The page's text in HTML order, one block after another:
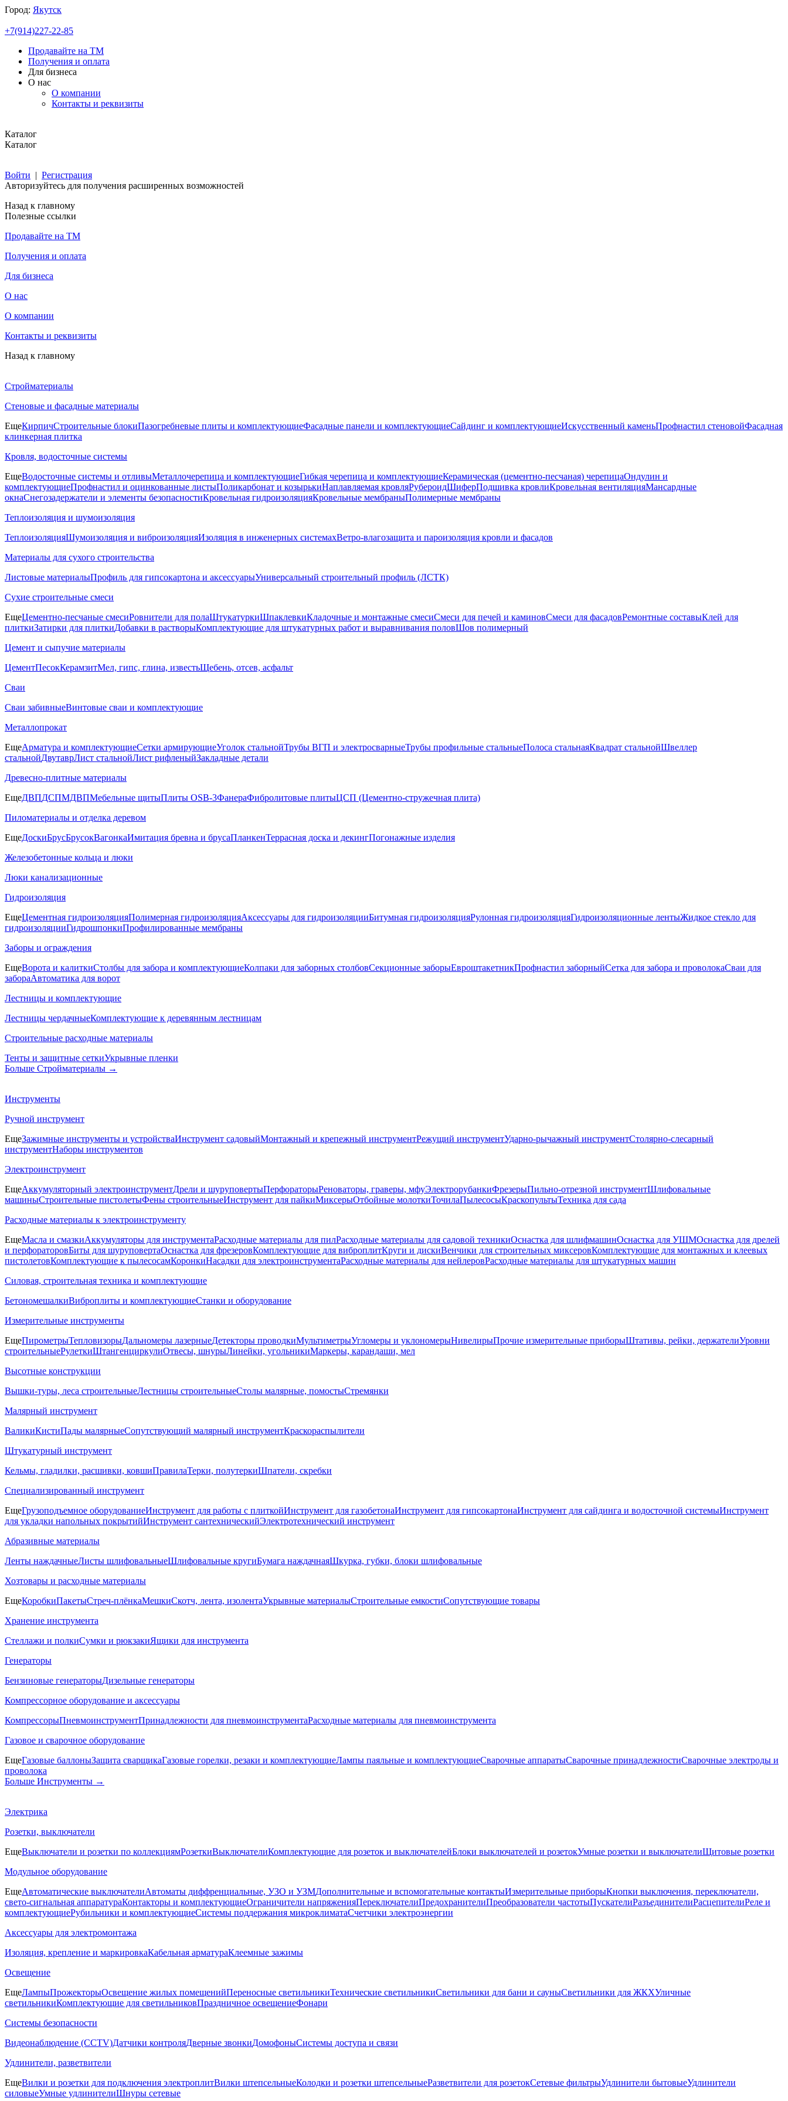
Город: Якутск
+7(914)227-22-85
Продавайте на ТМ
Получения и оплата
Для бизнеса
О нас
О компании
Контакты и реквизиты
Каталог
Каталог
Войти | Регистрация
Авторизуйтесь для получения расширенных возможностей
Назад к главному
Полезные ссылки
Продавайте на ТМ
Получения и оплата
Для бизнеса
О нас
О компании
Контакты и реквизиты
Назад к главному
Стройматериалы
Стеновые и фасадные материалы
ЕщеКирпичСтроительные блокиПазогребневые плиты и комплектующиеФасадные панели и комплектующиеСайдинг и комплектующиеИскусственный каменьПрофнастил стеновойФасадная
клинкерная плитка
Кровля, водосточные системы
ЕщеВодосточные системы и отливыМеталлочерепица и комплектующиеГибкая черепица и комплектующиеКерамическая (цементно-песчаная) черепицаОндулин и
комплектующиеПрофнастил и оцинкованные листыПоликарбонат и козырькиНаплавляемая кровляРубероидШиферПодшивка кровлиКровельная вентиляцияМансардные
окнаСнегозадержатели и элементы безопасностиКровельная гидроизоляцияКровельные мембраныПолимерные мембраны
Теплоизоляция и шумоизоляция
ТеплоизоляцияШумоизоляция и виброизоляцияИзоляция в инженерных системахВетро-влагозащита и пароизоляция кровли и фасадов
Материалы для сухого строительства
Листовые материалыПрофиль для гипсокартона и аксессуарыУниверсальный строительный профиль (ЛСТК)
Сухие строительные смеси
ЕщеЦементно-песчаные смесиРовнители для полаШтукатуркиШпаклевкиКладочные и монтажные смесиСмеси для печей и каминовСмеси для фасадовРемонтные составыКлей для
плиткиЗатирки для плиткиДобавки в растворыКомплектующие для штукатурных работ и выравнивания половШов полимерный
Цемент и сыпучие материалы
ЦементПесокКерамзитМел, гипс, глина, известьЩебень, отсев, асфальт
Сваи
Сваи забивныеВинтовые сваи и комплектующие
Металлопрокат
ЕщеАрматура и комплектующиеСетки армирующиеУголок стальнойТрубы ВГП и электросварныеТрубы профильные стальныеПолоса стальнаяКвадрат стальнойШвеллер
стальнойДвутаврЛист стальнойЛист рифленыйЗакладные детали
Древесно-плитные материалы
ЕщеДВПДСПМДВПМебельные щитыПлиты OSB-3ФанераФибролитовые плитыЦСП (Цементно-стружечная плита)
Пиломатериалы и отделка деревом
ЕщеДоскиБрусБрусокВагонкаИмитация бревна и брусаПланкенТеррасная доска и декингПогонажные изделия
Железобетонные кольца и люки
Люки канализационные
Гидроизоляция
ЕщеЦементная гидроизоляцияПолимерная гидроизоляцияАксессуары для гидроизоляцииБитумная гидроизоляцияРулонная гидроизоляцияГидроизоляционные лентыЖидкое стекло для
гидроизоляцииГидрошпонкиПрофилированные мембраны
Заборы и ограждения
ЕщеВорота и калиткиСтолбы для забора и комплектующиеКолпаки для заборных столбовСекционные заборыЕвроштакетникПрофнастил заборныйСетка для забора и проволокаСваи для
забораАвтоматика для ворот
Лестницы и комплектующие
Лестницы чердачныеКомплектующие к деревянным лестницам
Строительные расходные материалы
Тенты и защитные сеткиУкрывные пленки
Больше Стройматериалы →
Инструменты
Ручной инструмент
ЕщеЗажимные инструменты и устройстваИнструмент садовыйМонтажный и крепежный инструментРежущий инструментУдарно-рычажный инструментСтолярно-слесарный
инструментНаборы инструментов
Электроинструмент
ЕщеАккумуляторный электроинструментДрели и шуруповертыПерфораторыРеноваторы, граверы, мфуЭлектрорубанкиФрезерыПильно-отрезной инструментШлифовальные
машиныСтроительные пистолетыФены строительныеИнструмент для пайкиМиксерыОтбойные молоткиТочилаПылесосыКраскопультыТехника для сада
Расходные материалы к электроинструменту
ЕщеМасла и смазкиАккумуляторы для инструментаРасходные материалы для пилРасходные материалы для садовой техникиОснастка для шлифмашинОснастка для УШМОснастка для дрелей
и перфораторовБиты для шуруповертаОснастка для фрезеровКомплектующие для виброплитКруги и дискиВенчики для строительных миксеровКомплектующие для монтажных и клеевых
пистолетовКомплектующие к пылесосамКоронкиНасадки для электроинструментаРасходные материалы для нейлеровРасходные материалы для штукатурных машин
Силовая, строительная техника и комплектующие
БетономешалкиВиброплиты и комплектующиеСтанки и оборудование
Измерительные инструменты
ЕщеПирометрыТепловизорыДальномеры лазерныеДетекторы проводкиМультиметрыУгломеры и уклономерыНивелирыПрочие измерительные приборыШтативы, рейки, держателиУровни
строительныеРулеткиШтангенциркулиОтвесы, шнурыЛинейки, угольникиМаркеры, карандаши, мел
Высотные конструкции
Вышки-туры, леса строительныеЛестницы строительныеСтолы малярные, помостыСтремянки
Малярный инструмент
ВаликиКистиПады малярныеСопутствующий малярный инструментКраскораспылители
Штукатурный инструмент
Кельмы, гладилки, расшивки, ковшиПравилаТерки, полутеркиШпатели, скребки
Специализированный инструмент
ЕщеГрузоподъемное оборудованиеИнструмент для работы с плиткойИнструмент для газобетонаИнструмент для гипсокартонаИнструмент для сайдинга и водосточной системыИнструмент
для укладки напольных покрытийИнструмент сантехническийЭлектротехнический инструмент
Абразивные материалы
Ленты наждачныеЛисты шлифовальныеШлифовальные кругиБумага наждачнаяШкурка, губки, блоки шлифовальные
Хозтовары и расходные материалы
ЕщеКоробкиПакетыСтреч-плёнкаМешкиСкотч, лента, изолентаУкрывные материалыСтроительные емкостиСопутствующие товары
Хранение инструмента
Стеллажи и полкиСумки и рюкзакиЯщики для инструмента
Генераторы
Бензиновые генераторыДизельные генераторы
Компрессорное оборудование и аксессуары
КомпрессорыПневмоинструментПринадлежности для пневмоинструментаРасходные материалы для пневмоинструмента
Газовое и сварочное оборудование
ЕщеГазовые баллоныЗащита сварщикаГазовые горелки, резаки и комплектующиеЛампы паяльные и комплектующиеСварочные аппаратыСварочные принадлежностиСварочные электроды и
проволока
Больше Инструменты →
Электрика
Розетки, выключатели
ЕщеВыключатели и розетки по коллекциямРозеткиВыключателиКомплектующие для розеток и выключателейБлоки выключателей и розетокУмные розетки и выключателиЩитовые розетки
Модульное оборудование
ЕщеАвтоматические выключателиАвтоматы диффренциальные, УЗО и УЗМДополнительные и вспомогательные контактыИзмерительные приборыКнопки выключения, переключатели,
свето-сигнальная аппаратураКонтакторы и комплектующиеОграничители напряженияПереключателиПредохранителиПреобразователи частотыПускателиРазъединителиРасцепителиРеле и
комплектующиеРубильники и комплектующиеСистемы поддержания микроклиматаСчетчики электроэнергии
Аксессуары для электромонтажа
Изоляция, крепление и маркировкаКабельная арматураКлеемные зажимы
Освещение
ЕщеЛампыПрожекторыОсвещение жилых помещенийПереносные светильникиТехнические светильникиСветильники для бани и сауныСветильники для ЖКХУличные
светильникиКомплектующие для светильниковПраздничное освещениеФонари
Системы безопасности
Видеонаблюдение (CCTV)Датчики контроляДверные звонкиДомофоныСистемы доступа и связи
Удлинители, разветвители
ЕщеВилки и розетки для подключения электроплитВилки штепсельныеКолодки и розетки штепсельныеРазветвители для розетокСетевые фильтрыУдлинители бытовыеУдлинители
силовыеУмные удлинителиШнуры сетевые